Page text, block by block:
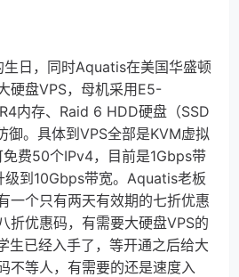
日，同时Aquatis在美国华盛顿
硬盘VPS，母机采用E5-
内存、Raid 6 HDD硬盘（SSD
御。具体到VPS全部是KVM虚拟
费50个IPv4，目前是1Gbps带
级到10Gbps带宽。Aquatis老板
一个只有两天有效期的七折优惠
折优惠码，有需要大硬盘VPS的
生已经入手了，等开通之后给大
不等人，有需要的还是速度入